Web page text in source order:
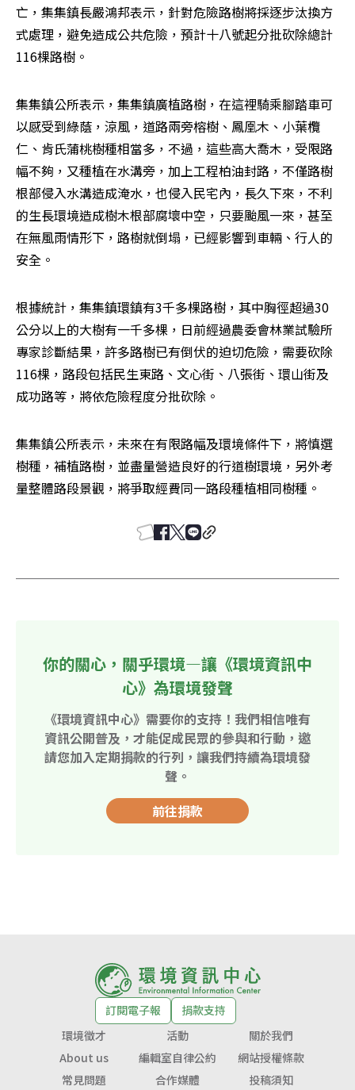
亡，集集鎮長嚴鴻邦表示，針對危險路樹將採逐步汰換方
式處理，避免造成公共危險，預計十八號起分批砍除總計
116棵路樹。
集集鎮公所表示，集集鎮廣植路樹，在這裡騎乘腳踏車可
以感受到綠蔭，涼風，道路兩旁榕樹、鳳凰木、小葉欖
仁、肯氏蒲桃樹種相當多，不過，這些高大喬木，受限路
幅不夠，又種植在水溝旁，加上工程柏油封路，不僅路樹
根部侵入水溝造成淹水，也侵入民宅內，長久下來，不利
的生長環境造成樹木根部腐壞中空，只要颱風一來，甚至
在無風雨情形下，路樹就倒塌，已經影響到車輛、行人的
安全。
根據統計，集集鎮環鎮有3千多棵路樹，其中胸徑超過30
公分以上的大樹有一千多棵，日前經過農委會林業試驗所
專家診斷結果，許多路樹已有倒伏的迫切危險，需要砍除
116棵，路段包括民生東路、文心街、八張街、環山街及
成功路等，將依危險程度分批砍除。
集集鎮公所表示，未來在有限路幅及環境條件下，將慎選
樹種，補植路樹，並盡量營造良好的行道樹環境，另外考
量整體路段景觀，將爭取經費同一路段種植相同樹種。
你的關心，關乎環境—讓《環境資訊中
心》為環境發聲
《環境資訊中心》需要你的支持！我們相信唯有
資訊公開普及，才能促成民眾的參與和行動，邀
請您加入定期捐款的行列，讓我們持續為環境發
聲。
前往捐款
訂閱電子報
捐款支持
環境徵才
活動
關於我們
About us
編輯室自律公約
網站授權條款
常見問題
合作媒體 投稿須知